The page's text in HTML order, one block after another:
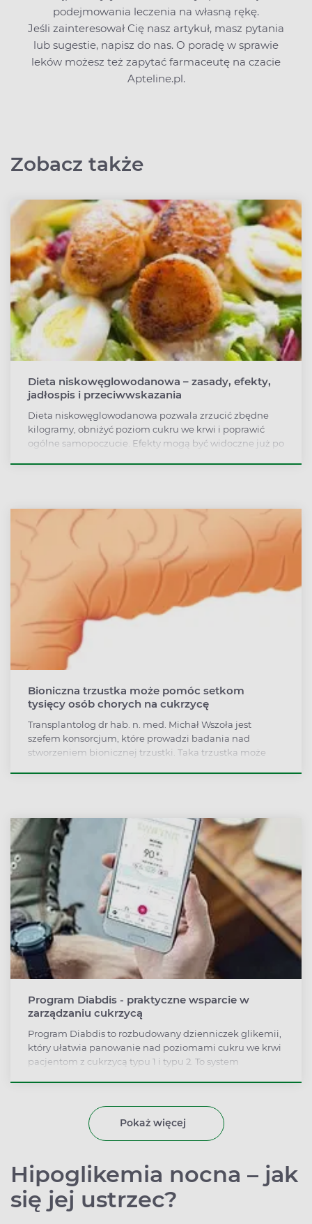
podejmowania leczenia na własną rękę.
Jeśli zainteresował Cię nasz artykuł, masz pytania
lub sugestie, napisz do nas. O poradę w sprawie
leków możesz też zapytać farmaceutę na czacie
Apteline.pl.
Zobacz także
Dieta niskowęglowodanowa – zasady, efekty,
jadłospis i przeciwwskazania
Dieta niskowęglowodanowa pozwala zrzucić zbędne
kilogramy, obniżyć poziom cukru we krwi i poprawić
ogólne samopoczucie. Efekty mogą być widoczne już po
Bioniczna trzustka może pomóc setkom
tysięcy osób chorych na cukrzycę
Transplantolog dr hab. n. med. Michał Wszoła jest
szefem konsorcjum, które prowadzi badania nad
stworzeniem bionicznej trzustki. Taka trzustka może
Program Diabdis - praktyczne wsparcie w
zarządzaniu cukrzycą
Program Diabdis to rozbudowany dzienniczek glikemii,
który ułatwia panowanie nad poziomami cukru we krwi
pacjentom z cukrzycą typu 1 i typu 2. To system
tworzenie raportów) ze wsparciem ekspertów -
edukatora diabetologicznego, dietetyka i psychologa.
Pokaż więcej
Hipoglikemia nocna – jak
się jej ustrzec?